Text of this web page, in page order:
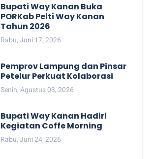
Bupati Way Kanan Buka
PORKab Pelti Way Kanan
Tahun 2026
Rabu, Juni 17, 2026
Pemprov Lampung dan Pinsar
Petelur Perkuat Kolaborasi
Senin, Agustus 03, 2026
Bupati Way Kanan Hadiri
Kegiatan Coffe Morning
Rabu, Juni 24, 2026